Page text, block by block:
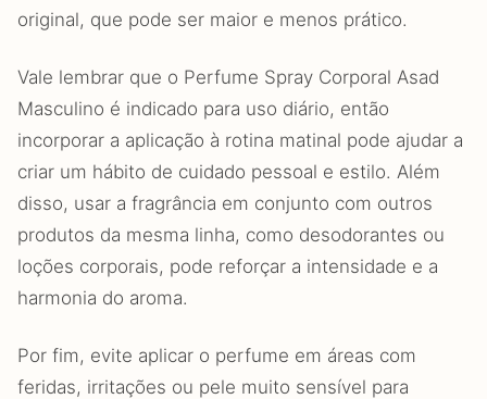
original, que pode ser maior e menos prático.
Vale lembrar que o Perfume Spray Corporal Asad
Masculino é indicado para uso diário, então
incorporar a aplicação à rotina matinal pode ajudar a
criar um hábito de cuidado pessoal e estilo. Além
disso, usar a fragrância em conjunto com outros
produtos da mesma linha, como desodorantes ou
loções corporais, pode reforçar a intensidade e a
harmonia do aroma.
Por fim, evite aplicar o perfume em áreas com
feridas, irritações ou pele muito sensível para